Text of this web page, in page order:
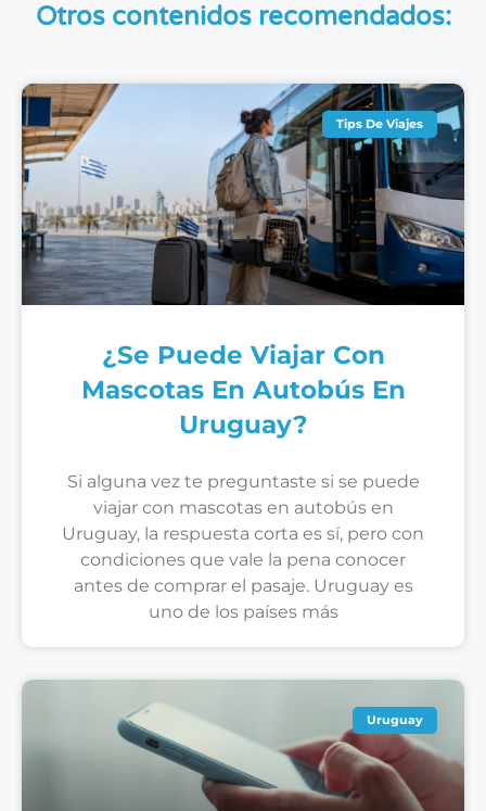
Otros contenidos recomendados:
Tips De Viajes
¿Se Puede Viajar Con
Mascotas En Autobús En
Uruguay?
Si alguna vez te preguntaste si se puede
viajar con mascotas en autobús en
Uruguay, la respuesta corta es sí, pero con
condiciones que vale la pena conocer
antes de comprar el pasaje. Uruguay es
uno de los países más
Uruguay